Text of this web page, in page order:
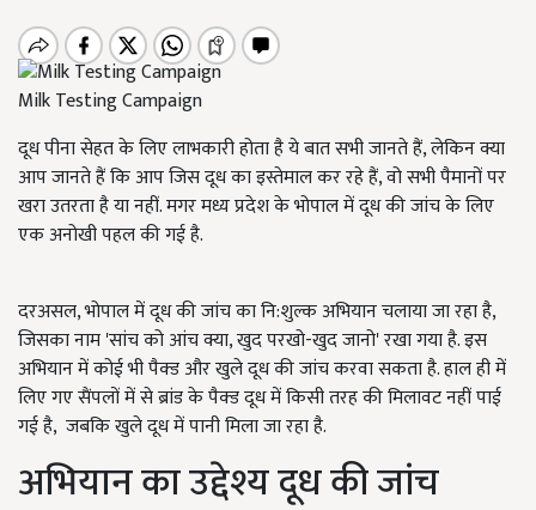
Milk Testing Campaign
दूध पीना सेहत के लिए लाभकारी होता है ये बात सभी जानते हैं, लेकिन क्या
आप जानते हैं कि आप जिस दूध का इस्तेमाल कर रहे हैं, वो सभी पैमानों पर
खरा उतरता है या नहीं. मगर मध्य प्रदेश के भोपाल में दूध की जांच के लिए
एक अनोखी पहल की गई है.
दरअसल, भोपाल में दूध की जांच का नि:शुल्क अभियान चलाया जा रहा है,
जिसका नाम 'सांच को आंच क्या, खुद परखो-खुद जानो' रखा गया है. इस
अभियान में कोई भी पैक्ड और खुले दूध की जांच करवा सकता है. हाल ही में
लिए गए सैंपलों में से ब्रांड के पैक्ड दूध में किसी तरह की मिलावट नहीं पाई
गई है, जबकि खुले दूध में पानी मिला जा रहा है.
अभियान का उद्देश्य दूध की जांच